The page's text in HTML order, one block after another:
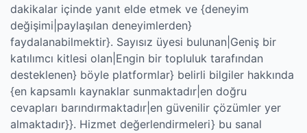
dakikalar içinde yanıt elde etmek ve {deneyim
değişimi|paylaşılan deneyimlerden}
faydalanabilmektir}. Sayısız üyesi bulunan|Geniş bir
katılımcı kitlesi olan|Engin bir topluluk tarafından
desteklenen} böyle platformlar} belirli bilgiler hakkında
{en kapsamlı kaynaklar sunmaktadır|en doğru
cevapları barındırmaktadır|en güvenilir çözümler yer
almaktadır}}. Hizmet değerlendirmeleri} bu sanal